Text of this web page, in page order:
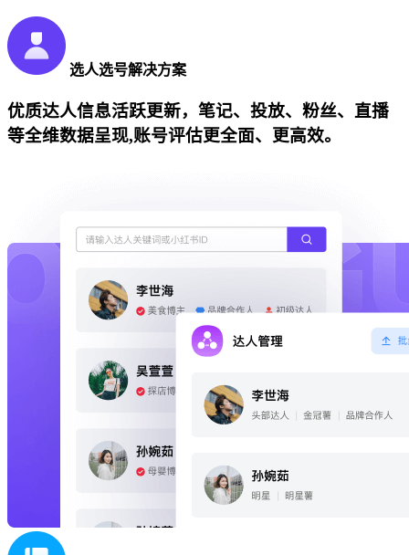
选人选号解决方案
优质达人信息活跃更新，笔记、投放、粉丝、直播
等全维数据呈现,账号评估更全面、更高效。